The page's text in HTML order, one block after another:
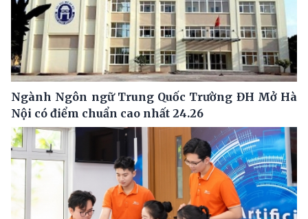
Ngành Ngôn ngữ Trung Quốc Trường ĐH Mở Hà
Nội có điểm chuẩn cao nhất 24.26